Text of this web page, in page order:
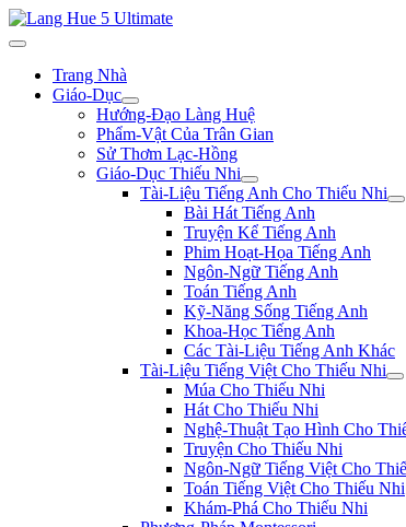
Trang Nhà
Giáo-Dục
Hướng-Đạo Làng Huệ
Phẩm-Vật Của Trân Gian
Sử Thơm Lạc-Hồng
Giáo-Dục Thiếu Nhi
Tài-Liệu Tiếng Anh Cho Thiếu Nhi
Bài Hát Tiếng Anh
Truyện Kể Tiếng Anh
Phim Hoạt-Họa Tiếng Anh
Ngôn-Ngữ Tiếng Anh
Toán Tiếng Anh
Kỹ-Năng Sống Tiếng Anh
Khoa-Học Tiếng Anh
Các Tài-Liệu Tiếng Anh Khác
Tài-Liệu Tiếng Việt Cho Thiếu Nhi
Múa Cho Thiếu Nhi
Hát Cho Thiếu Nhi
Nghệ-Thuật Tạo Hình Cho
Truyện Cho Thiếu Nhi
Ngôn-Ngữ Tiếng Việt Cho
Toán Tiếng Việt Cho Thiếu Nhi
Khám-Phá Cho Thiếu Nhi